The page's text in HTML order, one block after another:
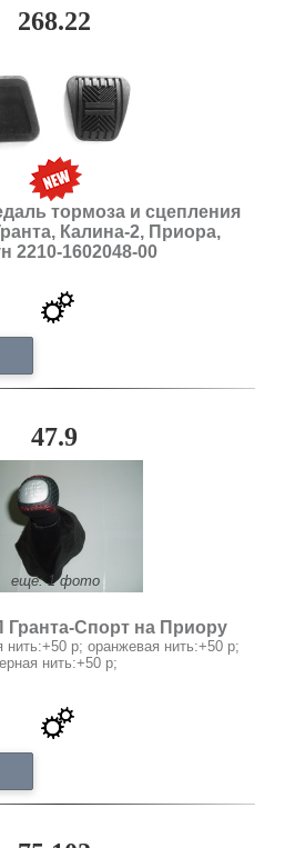
268.22
тормоза и сцепления
Калина-2, Приора,
2210-1602048-00
47.9
ещё: 1 фото
Спорт на Приору
нить:+50 р; оранжевая нить:+50 р;
нить:+50 р;